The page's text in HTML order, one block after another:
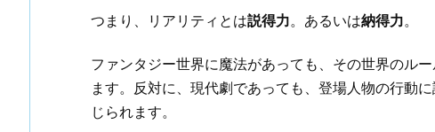
つまり、リアリティとは説得力。あるいは納得力。
ファンタジー世界に魔法があっても、その世界のル
ます。反対に、現代劇であっても、登場人物の行動
じられます。